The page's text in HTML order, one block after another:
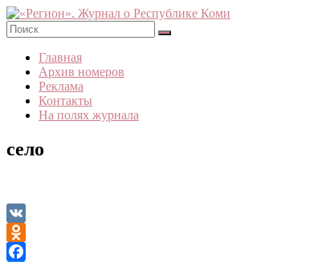
Skip
to
content
«Регион».
Журнал
Республике
Коми
Главная
Архив номеров
Реклама
Контакты
На полях журнала
село
VK
Odnoklassniki